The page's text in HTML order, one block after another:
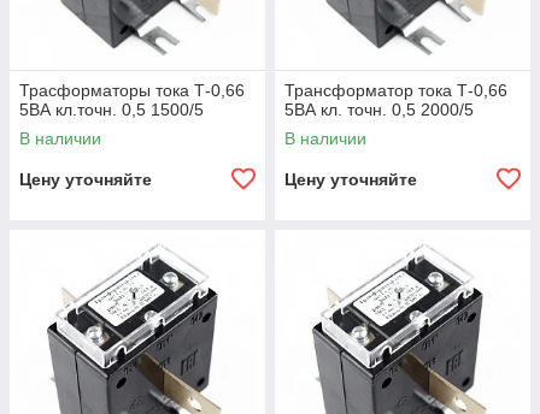
Трасформаторы тока Т-0,66
5ВА кл.точн. 0,5 1500/5
В наличии
Цену уточняйте
Трансформатор тока Т-0,66
5ВА кл. точн. 0,5 2000/5
В наличии
Цену уточняйте